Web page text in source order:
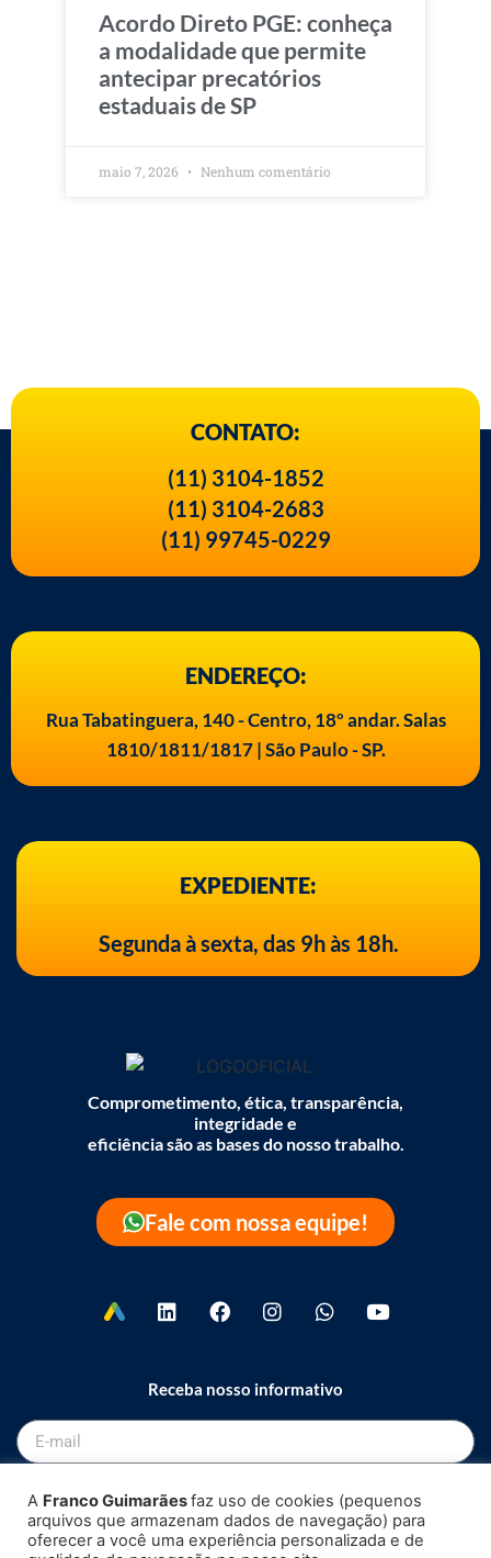
Acordo Direto PGE: conheça
a modalidade que permite
antecipar precatórios
estaduais de SP
maio 7, 2026 Nenhum comentário
CONTATO:
(11) 3104-1852
(11) 3104-2683
(11) 99745-0229
ENDEREÇO:
Rua Tabatinguera, 140 - Centro, 18º andar. Salas
1810/1811/1817 | São Paulo - SP.
EXPEDIENTE:
Segunda à sexta, das 9h às 18h.
Comprometimento, ética, transparência,
integridade e
eficiência são as bases do nosso trabalho.
Fale com nossa equipe!
Receba nosso informativo
Enviar
A Franco Guimarãesfaz uso de cookies (pequenos
arquivos que armazenam dados de navegação) para
oferecer a você uma experiência personalizada e de